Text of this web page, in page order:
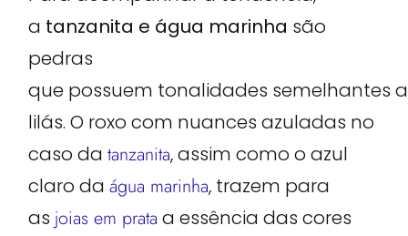
a tanzanita e água marinha são
pedras
que possuem tonalidades semelhantes
lilás. O roxo com nuances azuladas no
caso datanzanita, assim como o azul
claro daágua marinha, trazem para
as joias em prata a essência das cores